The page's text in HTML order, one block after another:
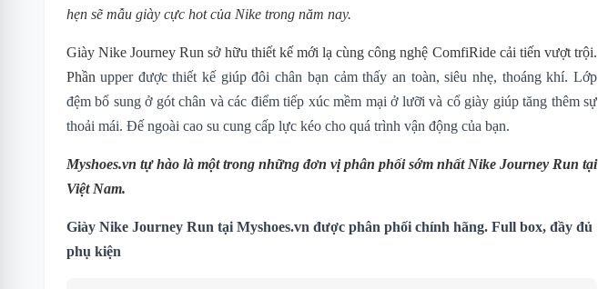
hẹn sẽ mẫu giày cực hot của Nike trong năm nay.
Giày Nike Journey Run sở hữu thiết kế mới lạ cùng công nghệ ComfiRide cải tiến vượt trội.
Phần upper được thiết kế giúp đôi chân bạn cảm thấy an toàn, siêu nhẹ, thoáng khí. Lớp
đệm bổ sung ở gót chân và các điểm tiếp xúc mềm mại ở lưỡi và cổ giày giúp tăng thêm sự
thoải mái. Đế ngoài cao su cung cấp lực kéo cho quá trình vận động của bạn.
Myshoes.vn tự hào là một trong những đơn vị phân phối sớm nhất Nike Journey Run tại
Việt Nam.
Giày Nike Journey Run tại Myshoes.vn được phân phối chính hãng. Full box, đầy đủ
phụ kiện